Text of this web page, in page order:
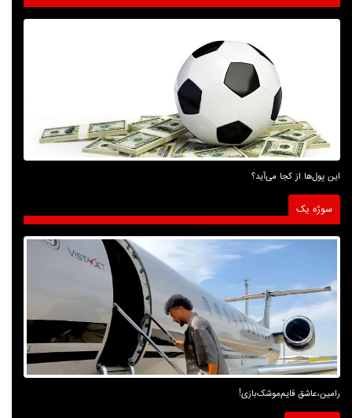
این پول‌ها از کجا می‌آید؟
سوژه یک
رامین،عاشق قایم‌موشک‌بازی!